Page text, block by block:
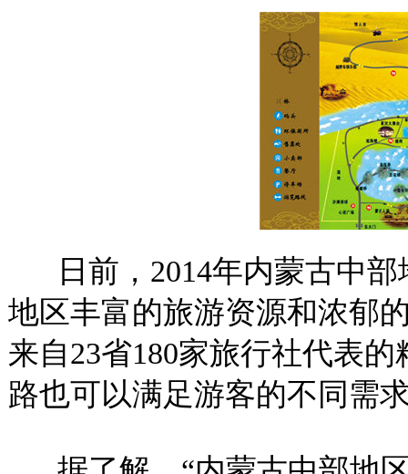
日前，2014年内蒙古中部
地区丰富的旅游资源和浓郁
来自23省180家旅行社代表
路也可以满足游客的不同需